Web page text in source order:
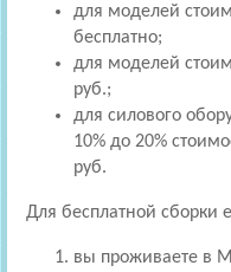
для моделей
бесплатно;
для моделей
руб.;
для силового
10% до 20%
руб.
Для бесплатной сборки
вы проживаете в